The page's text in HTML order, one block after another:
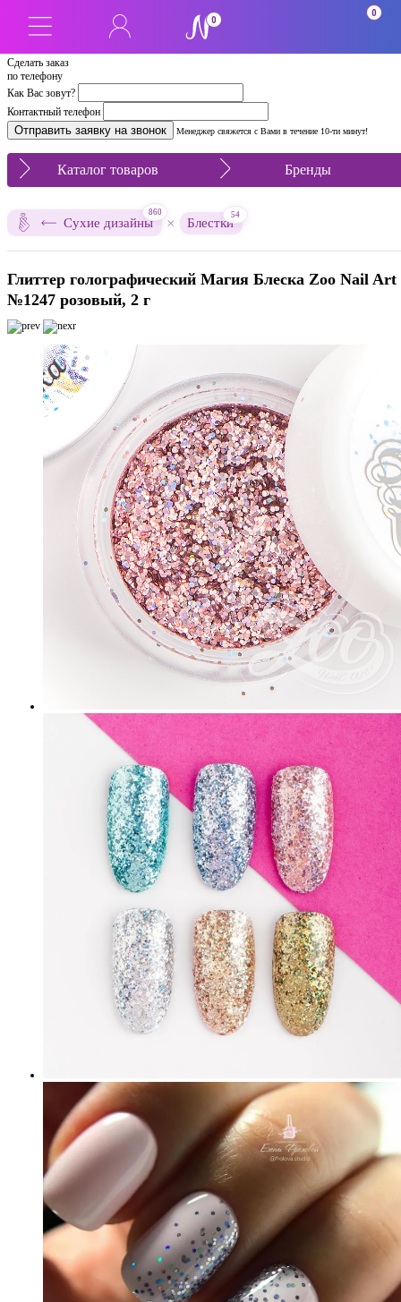
Сделать заказ
по телефону
Как Вас зовут?
Контактный телефон
Менеджер свяжется с Вами в течение 10-ти минут!
0
0
Каталог товаров Бренды
Сухие дизайны
860
× Блестки
54
Глиттер голографический Магия Блеска Zoo Nail Art
№1247 розовый, 2 г